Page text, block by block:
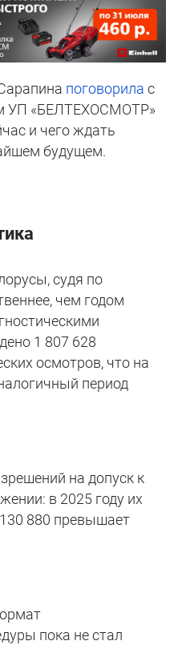
поговорила с
УП «БЕЛТЕХОСМОТР»
и чего ждать
будущем.
судя по
чем годом
1 807 628
осмотров, что на
период
на допуск к
в 2025 году их
880 превышает
пока не стал